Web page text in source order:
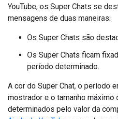
YouTube, os Super Chats se
mensagens de duas maneiras:
Os Super Chats são
Os Super Chats ficam
período determinado.
A cor do Super Chat, o período
mostrador e o tamanho máximo
determinados pelo valor da